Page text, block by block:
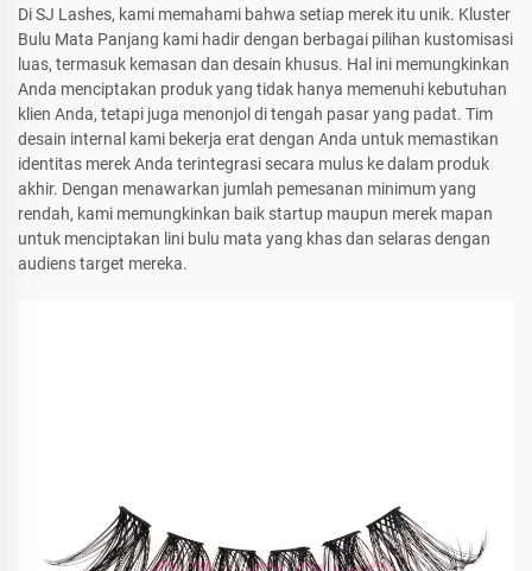
Di SJ Lashes, kami memahami bahwa setiap merek itu unik. Kluster
Bulu Mata Panjang kami hadir dengan berbagai pilihan kustomisasi
luas, termasuk kemasan dan desain khusus. Hal ini memungkinkan
Anda menciptakan produk yang tidak hanya memenuhi kebutuhan
klien Anda, tetapi juga menonjol di tengah pasar yang padat. Tim
desain internal kami bekerja erat dengan Anda untuk memastikan
identitas merek Anda terintegrasi secara mulus ke dalam produk
akhir. Dengan menawarkan jumlah pemesanan minimum yang
rendah, kami memungkinkan baik startup maupun merek mapan
untuk menciptakan lini bulu mata yang khas dan selaras dengan
audiens target mereka.